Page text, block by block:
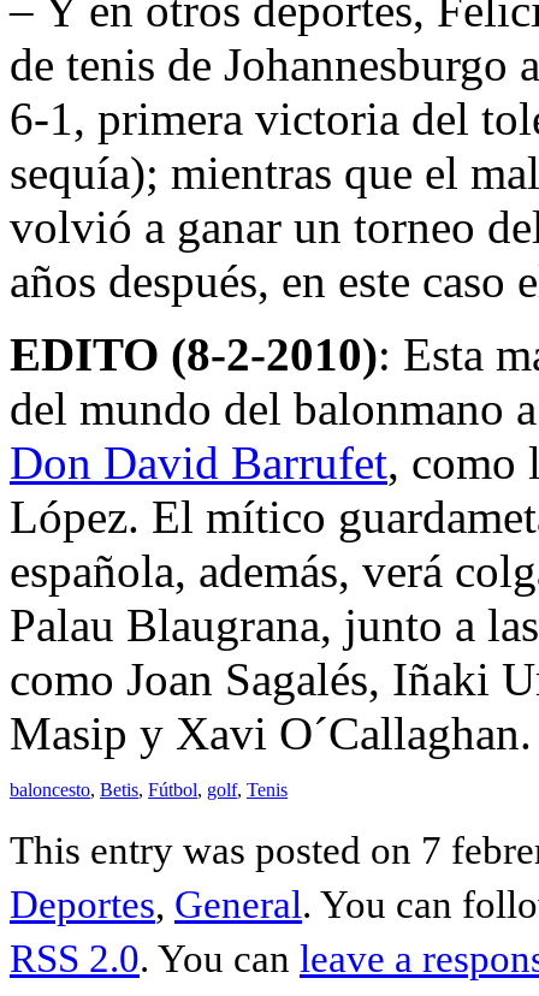
de tenis de
6-1, primera victoria del
sequía); mientras que el
volvió a ganar un torneo
años después, en este
EDITO (8-2-2010): Esta
del mundo del balonmano
Don David Barrufet, como
López. El mítico
española, además, verá
Palau Blaugrana, junto a
como Joan Sagalés, Iñaki
Masip y Xavi O´Callaghan.
baloncesto, Betis, Fútbol, golf, Tenis
This entry was posted on 7
Deportes, General. You can
RSS 2.0. You can leave a